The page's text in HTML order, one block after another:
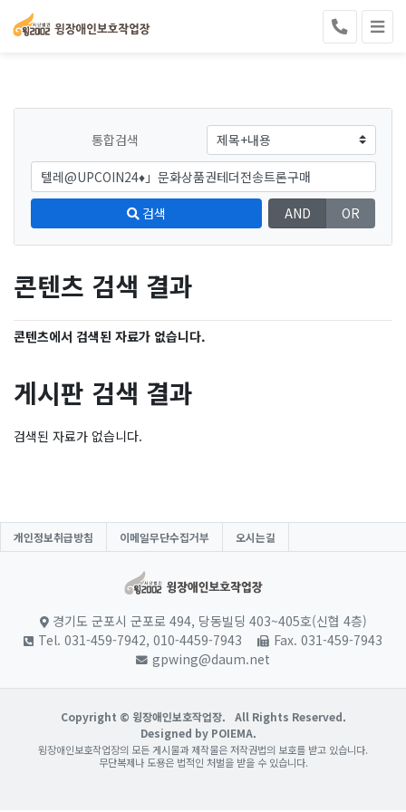
통합검색
검색 AND OR
콘텐츠 검색 결과
콘텐츠에서 검색된 자료가 없습니다.
게시판 검색 결과
검색된 자료가 없습니다.
개인정보취급방침 이메일무단수집거부 오시는길
경기도 군포시 군포로 494, 당동빌딩 403~405호(신협 4층)
Tel. 031-459-7942, 010-4459-7943
Fax. 031-459-7943
gpwing@daum.net
Copyright © 윙장애인보호작업장.
All Rights Reserved.
Designed by POIEMA.
윙장애인보호작업장의 모든 게시물과 제작물은 저작권법의 보호를 받고 있습니다.
무단복제나 도용은 법적인 처벌을 받을 수 있습니다.